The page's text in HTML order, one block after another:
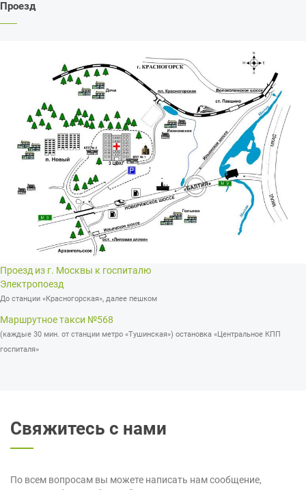
Проезд
Проезд из г. Москвы к госпиталю
Электропоезд
До станции «Красногорская», далее пешком
Маршрутное такси №568
(каждые 30 мин. от станции метро «Тушинская») остановка «Центральное КПП
госпиталя»
Свяжитесь с нами
По всем вопросам вы можете написать нам сообщение,